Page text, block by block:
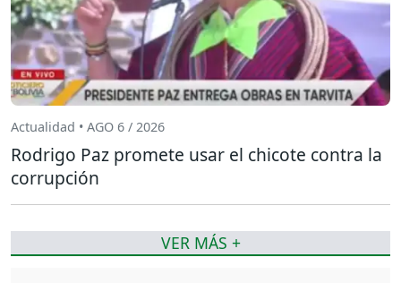
Actualidad • AGO 6 / 2026
Rodrigo Paz promete usar el chicote contra la
corrupción
VER MÁS +